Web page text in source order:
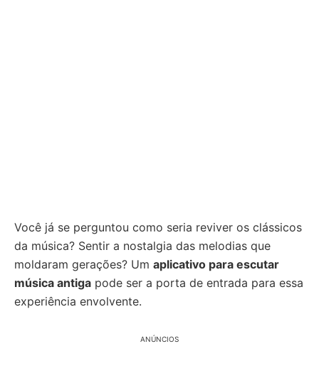
Você já se perguntou como seria reviver os clássicos
da música? Sentir a nostalgia das melodias que
moldaram gerações? Um aplicativo para escutar
música antiga pode ser a porta de entrada para essa
experiência envolvente.
ANÚNCIOS